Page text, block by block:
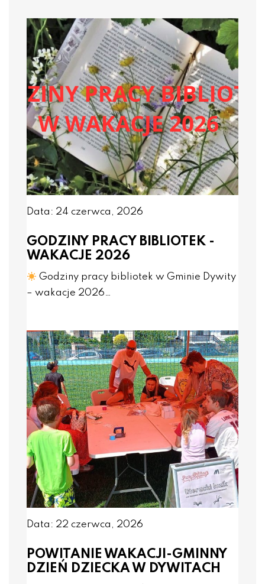
Data: 24 czerwca, 2026
GODZINY PRACY BIBLIOTEK -
WAKACJE 2026
Godziny pracy bibliotek w Gminie Dywity
– wakacje 2026…
Data: 22 czerwca, 2026
POWITANIE WAKACJI-GMINNY
DZIEŃ DZIECKA W DYWITACH